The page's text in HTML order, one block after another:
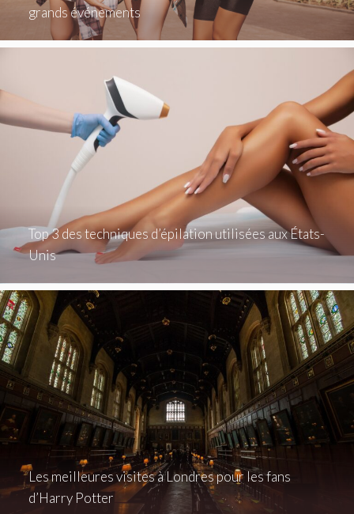
grands événements
Top 3 des techniques d’épilation utilisées aux États-
Unis
Les meilleures visites à Londres pour les fans
d’Harry Potter